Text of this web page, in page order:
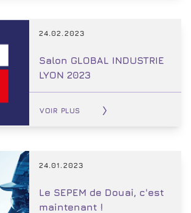
24.02.2023
Salon GLOBAL INDUSTRIE
LYON 2023
VOIR PLUS
24.01.2023
Le SEPEM de Douai, c'est
maintenant !